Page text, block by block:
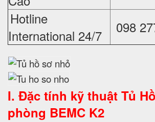
Hotline
International 24/7
098
I. Đặc tính kỹ thuật Tủ
phòng BEMC K2